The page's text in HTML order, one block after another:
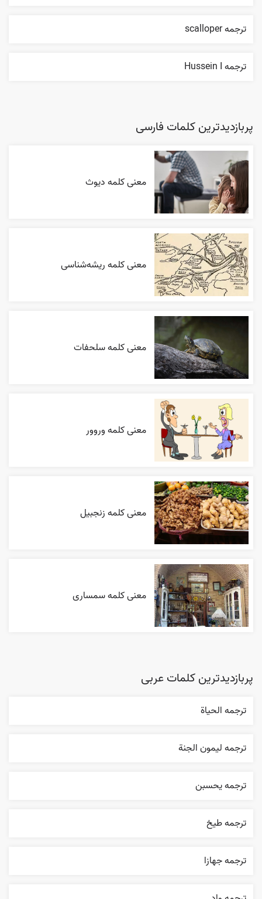
ترجمه scalloper
ترجمه Hussein I
پربازدیدترین کلمات فارسی
معنی کلمه دیوث
معنی کلمه ریشه‌شناسی
معنی کلمه سلحفات
معنی کلمه وروور
معنی کلمه زنجبیل
معنی کلمه سمساری
پربازدیدترین کلمات عربی
ترجمه الحیاة
ترجمه ليمون الجنة
ترجمه يحسبن
ترجمه طيخ
ترجمه جهازا